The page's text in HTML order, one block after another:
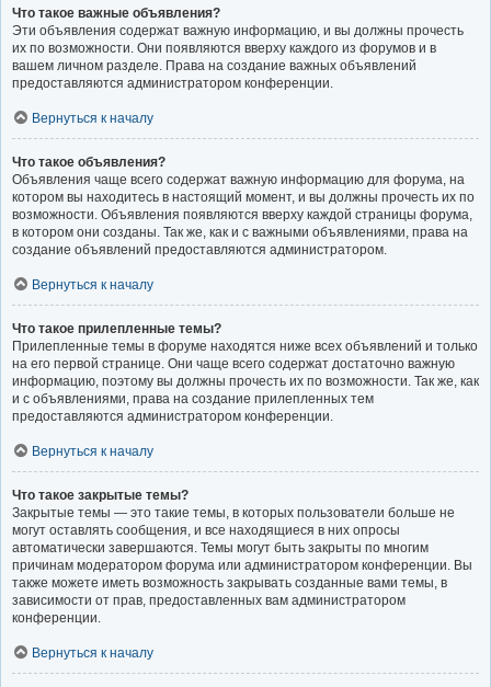
Что такое важные объявления?
Эти объявления содержат важную информацию, и вы должны прочесть
их по возможности. Они появляются вверху каждого из форумов и в
вашем личном разделе. Права на создание важных объявлений
предоставляются администратором конференции.
Вернуться к началу
Что такое объявления?
Объявления чаще всего содержат важную информацию для форума, на
котором вы находитесь в настоящий момент, и вы должны прочесть их по
возможности. Объявления появляются вверху каждой страницы форума,
в котором они созданы. Так же, как и с важными объявлениями, права на
создание объявлений предоставляются администратором.
Вернуться к началу
Что такое прилепленные темы?
Прилепленные темы в форуме находятся ниже всех объявлений и только
на его первой странице. Они чаще всего содержат достаточно важную
информацию, поэтому вы должны прочесть их по возможности. Так же, как
и с объявлениями, права на создание прилепленных тем
предоставляются администратором конференции.
Вернуться к началу
Что такое закрытые темы?
Закрытые темы — это такие темы, в которых пользователи больше не
могут оставлять сообщения, и все находящиеся в них опросы
автоматически завершаются. Темы могут быть закрыты по многим
причинам модератором форума или администратором конференции. Вы
также можете иметь возможность закрывать созданные вами темы, в
зависимости от прав, предоставленных вам администратором
конференции.
Вернуться к началу